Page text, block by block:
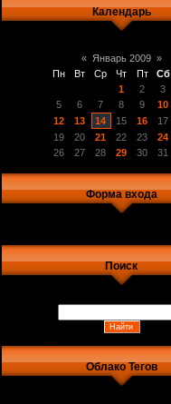
Календарь
« Январь 2009 »
Пн
Вт Ср Чт Пт Сб
1
2 3
5
6 7 8 9 10
12
13 14 15 16 17
19
20 21 22 23 24
26
27 28 29 30 31
Форма входа
Поиск
Облако Тегов